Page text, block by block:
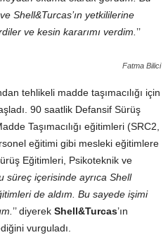
Shell&Turcas’ın yetkililerine
ve kesin kararımı verdim. ’’
Fatma Bilici
tehlikeli madde taşımacılığı için
90 saatlik Defansif Sürüş
Taşımacılığı eğitimleri (SRC2,
eğitimi gibi mesleki eğitimlere
Eğitimleri, Psikoteknik ve
süreç içerisinde ayrıca Shell
de aldım. Bu sayede işimi
’’ diyerek Shell&Turcas’ın
vurguladı.